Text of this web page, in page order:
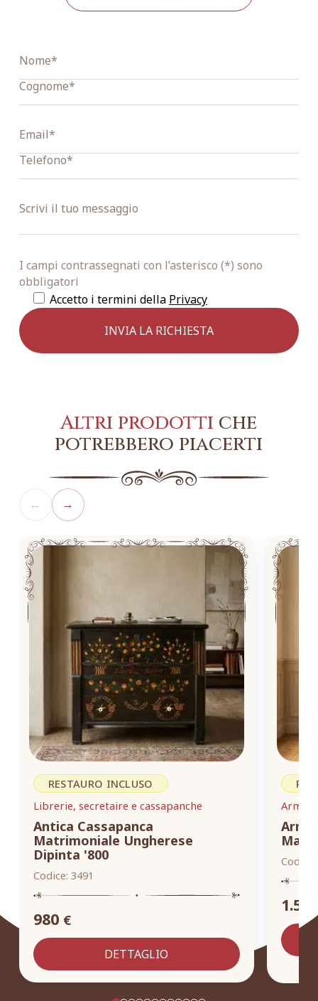
I campi contrassegnati con l’asterisco (*) sono
obbligatori
Accetto i termini della Privacy
Altri prodotti che
potrebbero piacerti
← →
RESTAURO INCLUSO
Librerie, secretaire e cassapanche
Antica Cassapanca
Matrimoniale Ungherese
Dipinta '800
Codice: 3491
980 €
DETTAGLIO
Codice: